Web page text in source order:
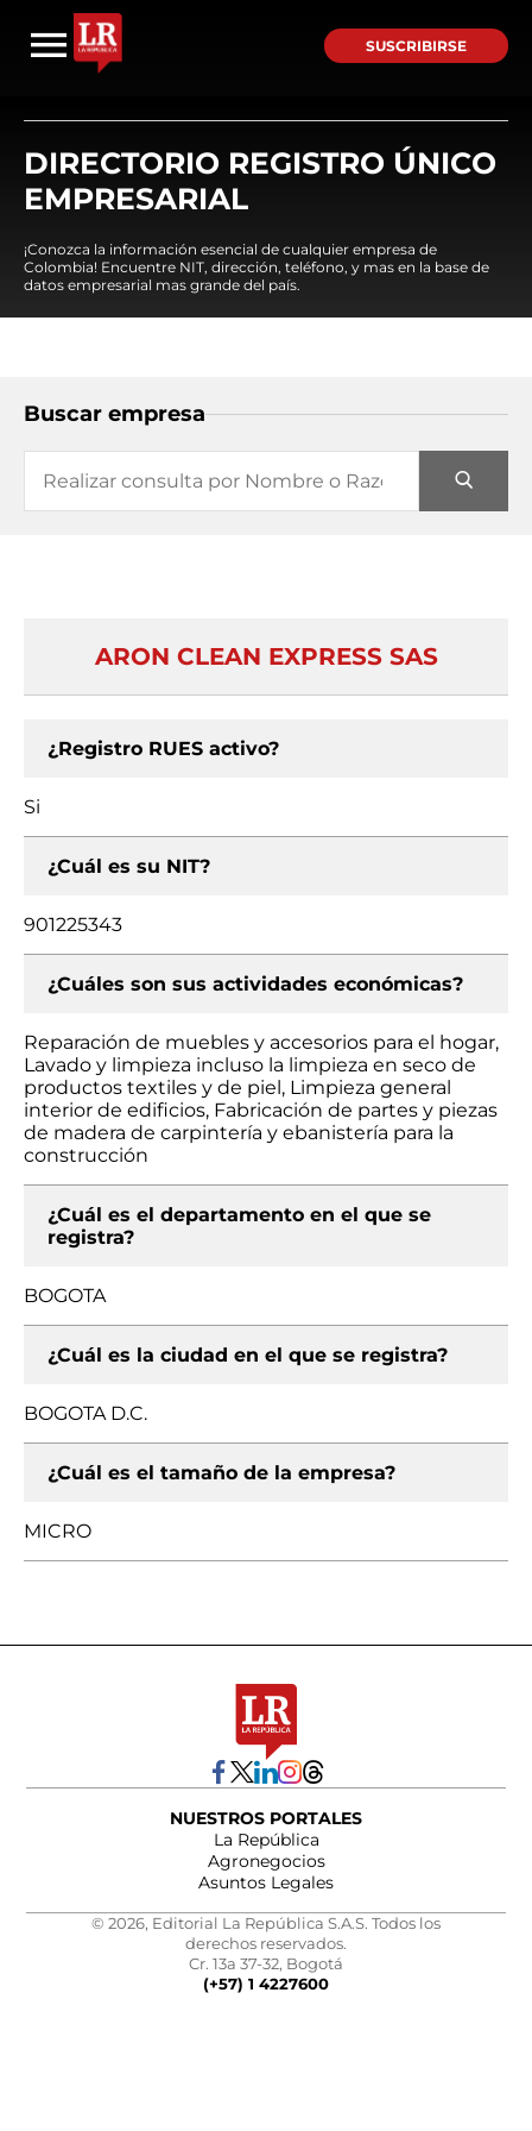
SUSCRIBIRSE
DIRECTORIO REGISTRO ÚNICO
EMPRESARIAL
¡Conozca la información esencial de cualquier empresa de
Colombia! Encuentre NIT, dirección, teléfono, y mas en la base de
datos empresarial mas grande del país.
Buscar empresa
ARON CLEAN EXPRESS SAS
¿Registro RUES activo?
Si
¿Cuál es su NIT?
901225343
¿Cuáles son sus actividades económicas?
Reparación de muebles y accesorios para el hogar,
Lavado y limpieza incluso la limpieza en seco de
productos textiles y de piel, Limpieza general
interior de edificios, Fabricación de partes y piezas
de madera de carpintería y ebanistería para la
construcción
¿Cuál es el departamento en el que se
registra?
BOGOTA
¿Cuál es la ciudad en el que se registra?
BOGOTA D.C.
¿Cuál es el tamaño de la empresa?
MICRO
NUESTROS PORTALES
La República
Agronegocios
Asuntos Legales
© 2026, Editorial La República S.A.S. Todos los
derechos reservados.
Cr. 13a 37-32, Bogotá
(+57) 1 4227600